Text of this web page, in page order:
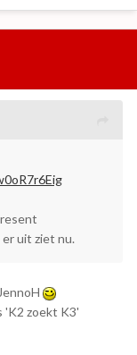
uit ziet nu.
'K2 zoekt K3'